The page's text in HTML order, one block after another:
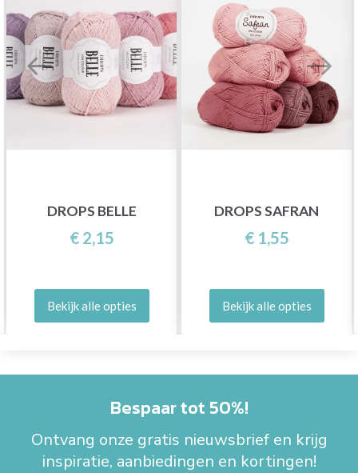
DROPS BELLE
€ 2,15
Bekijk alle opties
DROPS SAFRAN
€ 1,55
Bekijk alle opties
Bespaar tot 50%!
Ontvang onze gratis nieuwsbrief en krijg
inspiratie, aanbiedingen en kortingen!